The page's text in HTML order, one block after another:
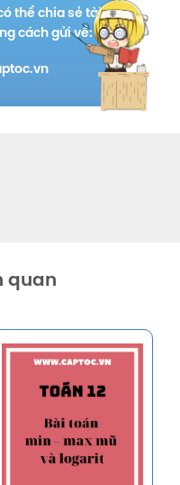
thể chia sẻ tài
cách gửi về:
quan